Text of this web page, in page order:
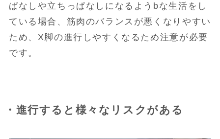
ぱなしや立ちっぱなしになるようbな生活をし
ている場合、筋肉のバランスが悪くなりやすい
ため、X脚の進行しやすくなるため注意が必要
です。
・進行すると様々なリスクがある